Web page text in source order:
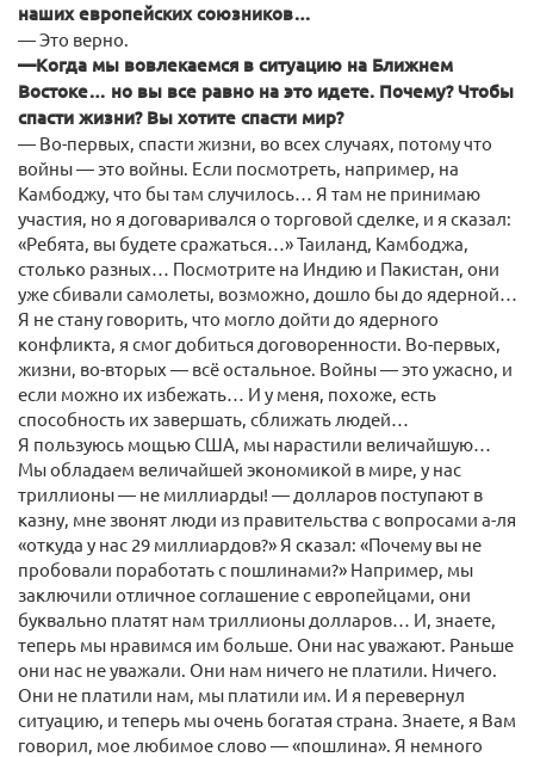
наших европейских союзников…
— Это верно.
—Когда мы вовлекаемся в ситуацию на Ближнем
Востоке… но вы все равно на это идете. Почему? Чтобы
спасти жизни? Вы хотите спасти мир?
— Во-первых, спасти жизни, во всех случаях, потому что
войны — это войны. Если посмотреть, например, на
Камбоджу, что бы там случилось… Я там не принимаю
участия, но я договаривался о торговой сделке, и я сказал:
«Ребята, вы будете сражаться…» Таиланд, Камбоджа,
столько разных… Посмотрите на Индию и Пакистан, они
уже сбивали самолеты, возможно, дошло бы до ядерной…
Я не стану говорить, что могло дойти до ядерного
конфликта, я смог добиться договоренности. Во-первых,
жизни, во-вторых — всё остальное. Войны — это ужасно, и
если можно их избежать… И у меня, похоже, есть
способность их завершать, сближать людей…
Я пользуюсь мощью США, мы нарастили величайшую…
Мы обладаем величайшей экономикой в мире, у нас
триллионы — не миллиарды! — долларов поступают в
казну, мне звонят люди из правительства с вопросами а-ля
«откуда у нас 29 миллиардов?» Я сказал: «Почему вы не
пробовали поработать с пошлинами?» Например, мы
заключили отличное соглашение с европейцами, они
буквально платят нам триллионы долларов… И, знаете,
теперь мы нравимся им больше. Они нас уважают. Раньше
они нас не уважали. Они нам ничего не платили. Ничего.
Они не платили нам, мы платили им. И я перевернул
ситуацию, и теперь мы очень богатая страна. Знаете, я Вам
говорил, мое любимое слово — «пошлина». Я немного